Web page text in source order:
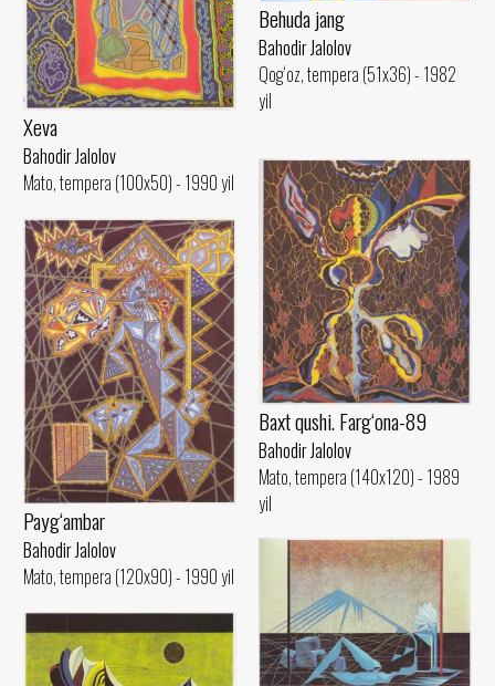
Xeva
Bahodir Jalolov
Mato, tempera (100x50) - 1990 yil
Behuda jang
Bahodir Jalolov
Qog‘oz, tempera (51x36) - 1982
yil
Baxt qushi. Farg‘ona-89
Bahodir Jalolov
Mato, tempera (140x120) - 1989
yil
Payg‘ambar
Bahodir Jalolov
Mato, tempera (120x90) - 1990 yil